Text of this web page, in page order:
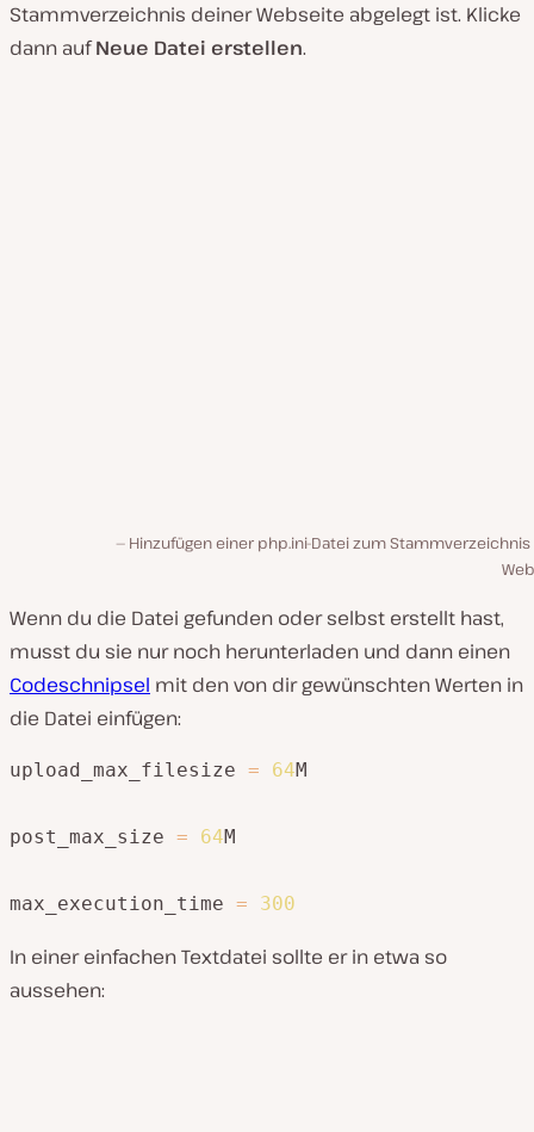
Stammverzeichnis deiner Webseite abgelegt ist. Klicke
dann aufNeue Datei erstellen.
Hinzufügen einer php.ini-Datei zum
Wenn du die Datei gefunden oder selbst erstellt hast,
musst du sie nur noch herunterladen und dann einen
Codeschnipsel mit den von dir gewünschten Werten in
die Datei einfügen:
upload_max_filesize = 64M
post_max_size = 64M
max_execution_time = 300
In einer einfachen Textdatei sollte er in etwa so
aussehen: